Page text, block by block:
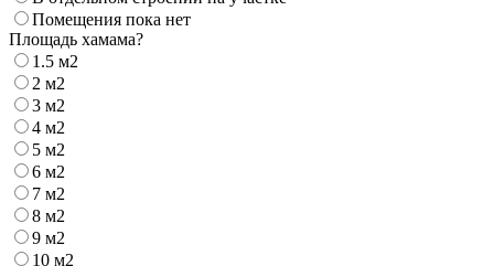
Помещения пока нет
Площадь хамама?
1.5 м2
2 м2
3 м2
4 м2
5 м2
6 м2
7 м2
8 м2
9 м2
10 м2